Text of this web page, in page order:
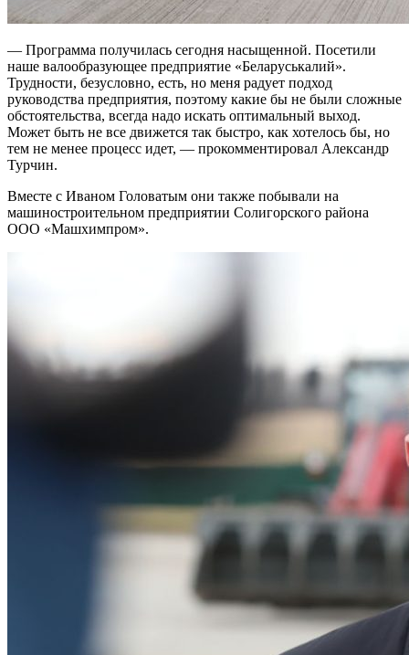
— Программа получилась сегодня насыщенной. Посетили
наше валообразующее предприятие «Беларуськалий».
Трудности, безусловно, есть, но меня радует подход
руководства предприятия, поэтому какие бы не были сложные
обстоятельства, всегда надо искать оптимальный выход.
Может быть не все движется так быстро, как хотелось бы, но
тем не менее процесс идет, — прокомментировал Александр
Турчин.
Вместе с Иваном Головатым они также побывали на
машиностроительном предприятии Солигорского района
ООО «Машхимпром».